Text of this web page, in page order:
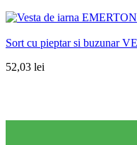
Sort cu pieptar si buzunar
52,03 lei